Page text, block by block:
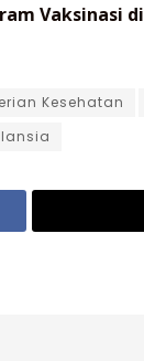
Vaksinasi
Kesehatan